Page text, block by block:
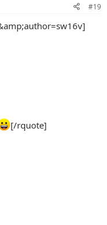
#19
[/rquote]